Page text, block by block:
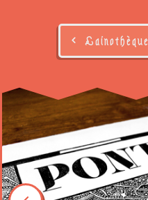
Lainothèque